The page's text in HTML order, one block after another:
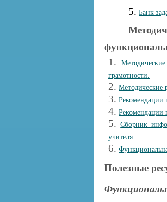
5.Банк
1.
грамотности.
2. Методические
3. Рекомендации
4. Рекомендации
5.Сборник
учителя.
6.
Полезные